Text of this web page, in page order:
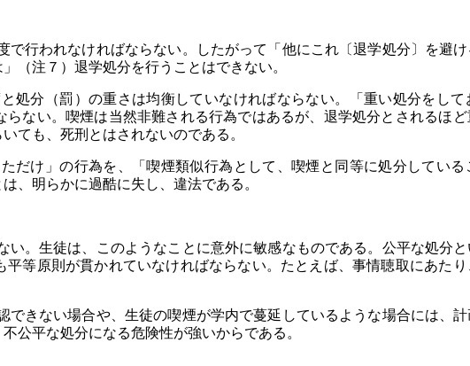
行われなければならない。したがって「他にこれ〔退学処分〕を避
（注７）退学処分を行うことはできない。
分（罰）の重さは均衡していなければならない。「重い処分をして
ない。喫煙は当然非難される行為ではあるが、退学処分とされるほ
ても、死刑とはされないのである。
け」の行為を、「喫煙類似行為として、喫煙と同等に処分している
、明らかに過酷に失し、違法である。
。生徒は、このようなことに意外に敏感なものである。公平な処分
等原則が貫かれていなければならない。たとえば、事情聴取にあた
きない場合や、生徒の喫煙が学内で蔓延しているような場合には、
公平な処分になる危険性が強いからである。